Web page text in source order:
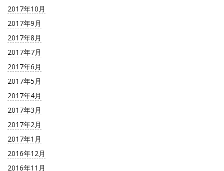
2017年10月
2017年9月
2017年8月
2017年7月
2017年6月
2017年5月
2017年4月
2017年3月
2017年2月
2017年1月
2016年12月
2016年11月